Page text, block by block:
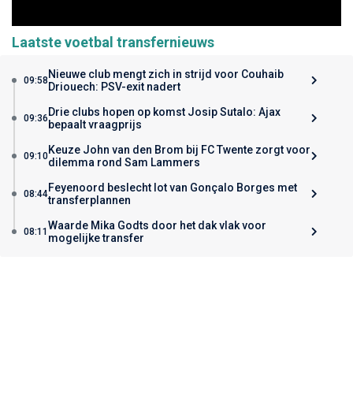
Laatste voetbal transfernieuws
09:58 Nieuwe club mengt zich in strijd voor Couhaib
Driouech: PSV-exit nadert
09:36 Drie clubs hopen op komst Josip Sutalo: Ajax
bepaalt vraagprijs
09:10Keuze John van den Brom bij FC Twente zorgt voor
dilemma rond Sam Lammers
08:44Feyenoord beslecht lot van Gonçalo Borges met
transferplannen
08:11Waarde Mika Godts door het dak vlak voor
mogelijke transfer